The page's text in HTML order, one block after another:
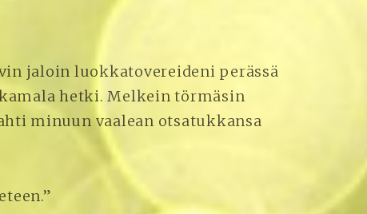
jaloin luokkatovereideni perässä
hetki. Melkein törmäsin
minuun vaalean otsatukkansa